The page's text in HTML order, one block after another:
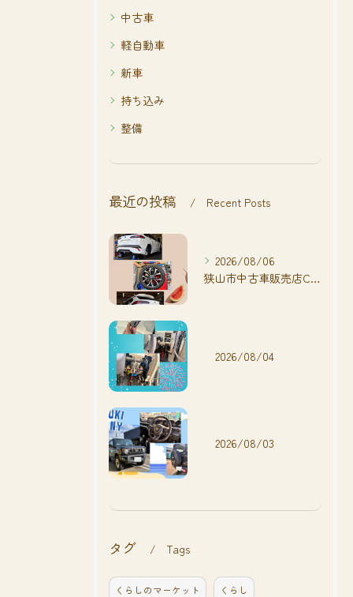
中古車
軽自動車
新車
持ち込み
整備
最近の投稿 Recent Posts
2026/08/06
狭山市中古車販売店CarShop FACT.🚗
2026/08/04
2026/08/03
タグ Tags
くらしのマーケット くらし